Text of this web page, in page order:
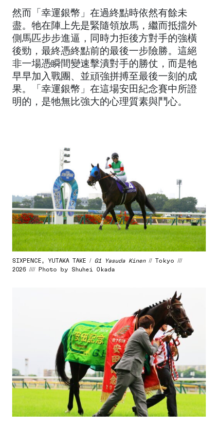
然而「幸運銀幣」在過終點時依然有餘未
盡。牠在陣上先是緊隨領放馬，繼而抵擋外
側馬匹步步進逼，同時力拒後方對手的強橫
後勁，最終憑終點前的最後一步險勝。這絕
非一場憑瞬間變速擊潰對手的勝仗，而是牠
早早加入戰團、並頑強拼搏至最後一刻的成
果。「幸運銀幣」在這場安田紀念賽中所證
明的，是牠無比強大的心理質素與鬥心。
SIXPENCE, YUTAKA TAKE /G1 Yasuda Kinen// Tokyo ///
2026 //// Photo by Shuhei Okada